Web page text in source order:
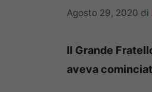
Agosto 29, 2020 di
Il Grande
aveva